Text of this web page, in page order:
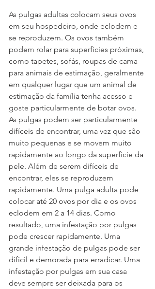
As pulgas adultas colocam seus ovos
em seu hospedeiro, onde eclodem e
se reproduzem. Os ovos também
podem rolar para superfícies próximas,
como tapetes, sofás, roupas de cama
para animais de estimação, geralmente
em qualquer lugar que um animal de
estimação da família tenha acesso e
goste particularmente de botar ovos.
As pulgas podem ser particularmente
difíceis de encontrar, uma vez que são
muito pequenas e se movem muito
rapidamente ao longo da superfície da
pele. Além de serem difíceis de
encontrar, eles se reproduzem
rapidamente. Uma pulga adulta pode
colocar até 20 ovos por dia e os ovos
eclodem em 2 a 14 dias. Como
resultado, uma infestação por pulgas
pode crescer rapidamente. Uma
grande infestação de pulgas pode ser
difícil e demorada para erradicar. Uma
infestação por pulgas em sua casa
deve sempre ser deixada para os